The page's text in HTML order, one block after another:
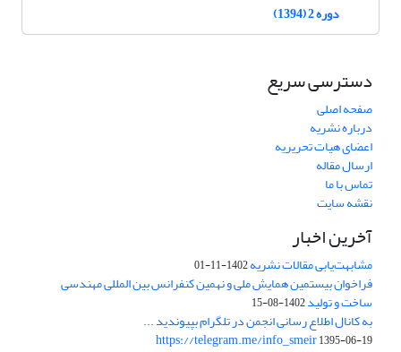
دوره 2 (1394)
دسترسی سریع
صفحه اصلی
درباره نشریه
اعضای هیات تحریریه
ارسال مقاله
تماس با ما
نقشه سایت
آخرین اخبار
مشابهت‌یابی مقالات نشریه1402-11-01
فراخوان بیستمین همایش ملی و نهمین کنفرانس بین المللی مهندسی
ساخت و تولید1402-08-15
به کانال اطلاع رسانی انجمن در تلگرام بپیوندید ...
https://telegram.me/info_smeir1395-06-19